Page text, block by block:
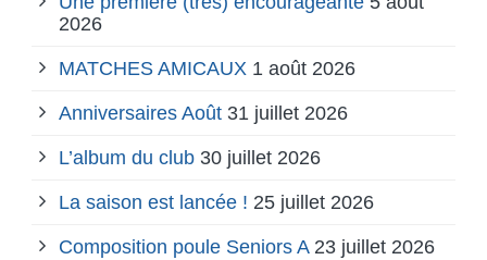
2026
MATCHES AMICAUX 1 août 2026
Anniversaires Août 31 juillet 2026
L’album du club 30 juillet 2026
La saison est lancée ! 25 juillet 2026
Composition poule Seniors A 23 juillet 2026